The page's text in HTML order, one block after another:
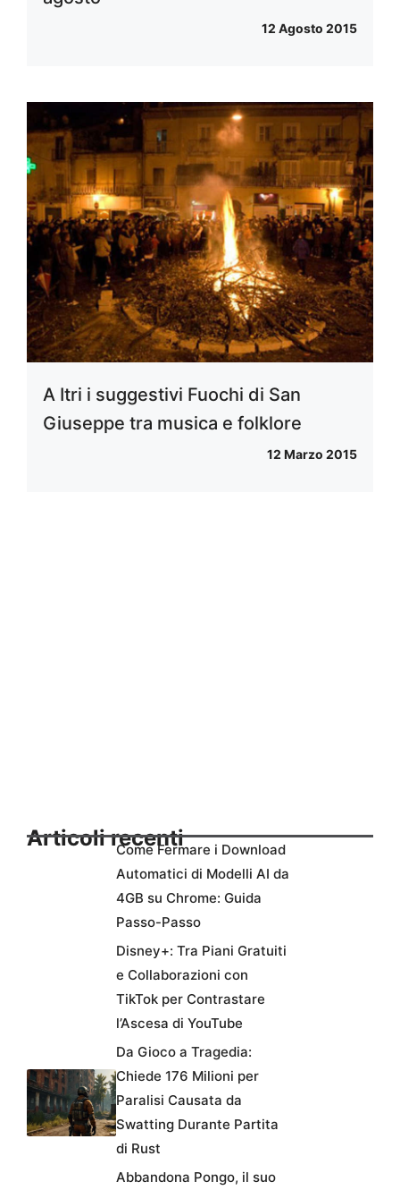
12 Agosto 2015
A Itri i suggestivi Fuochi di San
Giuseppe tra musica e folklore
12 Marzo 2015
Articoli recentiCome Fermare i Download
Automatici di Modelli AI da
4GB su Chrome: Guida
Passo-Passo
Disney+: Tra Piani Gratuiti
e Collaborazioni con
TikTok per Contrastare
l’Ascesa di YouTube
Da Gioco a Tragedia:
Chiede 176 Milioni per
Paralisi Causata da
Swatting Durante Partita
di Rust
Abbandona Pongo, il suo